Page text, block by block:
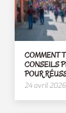
COMMENT
CONSEILS
POUR
24 avril 2026